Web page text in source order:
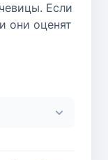
Если
они оценят